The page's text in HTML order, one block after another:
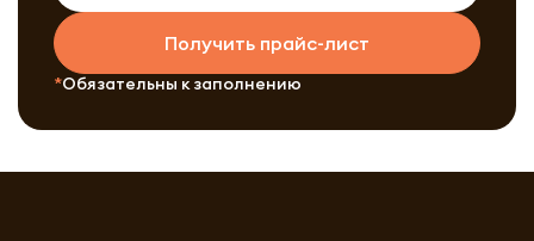
Получить прайс-лист
Обязательны к заполнению